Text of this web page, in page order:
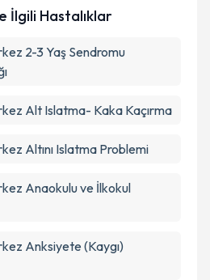
İlgili Hastalıklar
2-3 Yaş Sendromu
Alt Islatma- Kaka Kaçırma
Altını Islatma Problemi
Anaokulu ve İlkokul
Anksiyete (Kaygı)